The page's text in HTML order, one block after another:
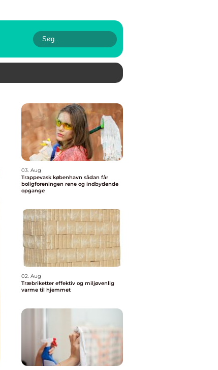
03. Aug
Trappevask københavn sådan får
boligforeningen rene og indbydende
opgange
02. Aug
Træbriketter effektiv og miljøvenlig
varme til hjemmet